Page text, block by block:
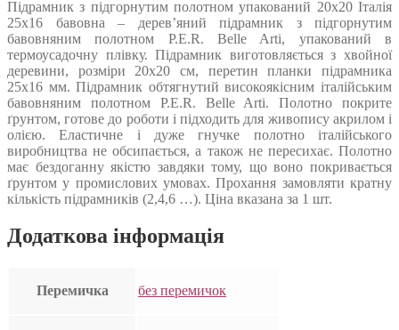
Підрамник з підгорнутим полотном упакований 20х20 Італія
25х16 бавовна – дерев’яний підрамник з підгорнутим
бавовняним полотном P.E.R. Belle Arti, упакований в
термоусадочну плівку. Підрамник виготовляється з хвойної
деревини, розміри 20х20 см, перетин планки підрамника
25х16 мм. Підрамник обтягнутий високоякісним італійським
бавовняним полотном P.E.R. Belle Arti. Полотно покрите
ґрунтом, готове до роботи і підходить для живопису акрилом і
олією. Еластичне і дуже гнучке полотно італійського
виробництва не обсипається, а також не пересихає. Полотно
має бездоганну якістю завдяки тому, що воно покривається
ґрунтом у промислових умовах. Прохання замовляти кратну
кількість підрамників (2,4,6 …). Ціна вказана за 1 шт.
Додаткова інформація
Перемичка без перемичок